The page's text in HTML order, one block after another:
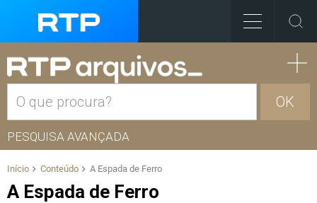
OK
PESQUISA AVANÇADA
Início Conteúdo A Espada de Ferro
A Espada de Ferro